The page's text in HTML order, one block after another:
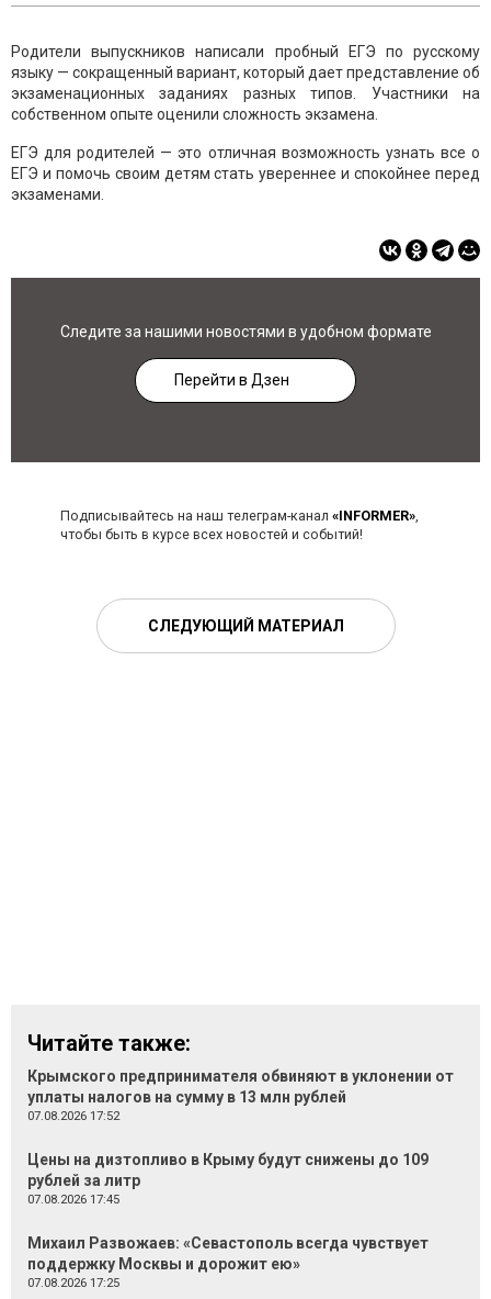
Родители выпускников написали пробный ЕГЭ по русскому
языку — сокращенный вариант, который дает представление об
экзаменационных заданиях разных типов. Участники на
собственном опыте оценили сложность экзамена.
ЕГЭ для родителей — это отличная возможность узнать все о
ЕГЭ и помочь своим детям стать увереннее и спокойнее перед
экзаменами.
Следите за нашими новостями в удобном формате
Перейти в Дзен
Подписывайтесь на наш телеграм-канал «INFORMER»,
чтобы быть в курсе всех новостей и событий!
СЛЕДУЮЩИЙ МАТЕРИАЛ
Читайте также:
Крымского предпринимателя обвиняют в уклонении от
уплаты налогов на сумму в 13 млн рублей
07.08.2026 17:52
Цены на дизтопливо в Крыму будут снижены до 109
рублей за литр
07.08.2026 17:45
Михаил Развожаев: «Севастополь всегда чувствует
поддержку Москвы и дорожит ею»
07.08.2026 17:25